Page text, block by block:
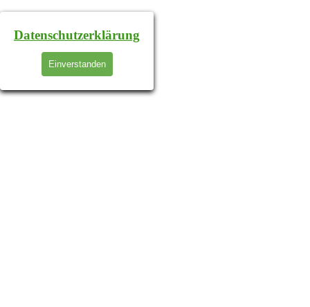
Datenschutzerklärung
Einverstanden